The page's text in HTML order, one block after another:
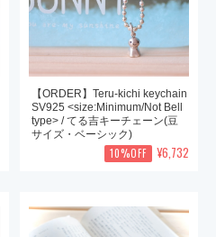
【ORDER】Teru-kichi keychain
SV925 <size:Minimum/Not Bell
type> / てる吉キーチェーン(豆
サイズ・ベーシック)
10%OFF ¥6,732